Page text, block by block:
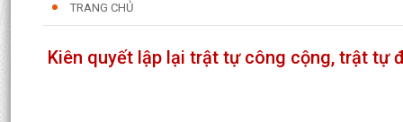
TRANG CHỦ
Kiên quyết lập lại trật tự công cộng, trật tự